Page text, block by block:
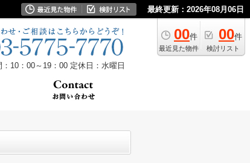
最終更新：2026年08月06日
00件
最近見た物件
00件
検討リスト
：10：00～19：00 定休日：水曜日